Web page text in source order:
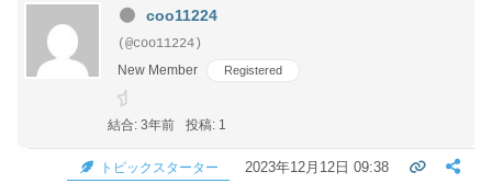
coo11224
(@coo11224)
New Member
Registered
結合: 3年前 投稿: 1
トピックスターター 2023年12月12日 09:38